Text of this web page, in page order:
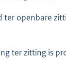
ter openbare
ter zitting is